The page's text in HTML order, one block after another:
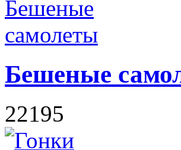
Бешеные
22195